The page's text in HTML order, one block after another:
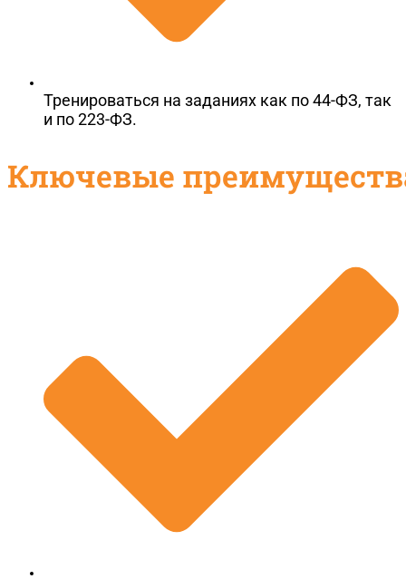
Тренироваться на заданиях как по 44-ФЗ, так
и по 223-ФЗ.
Ключевые